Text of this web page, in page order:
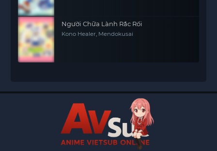
Người Chữa Lành Rắc Rối
Kono Healer, Mendokusai